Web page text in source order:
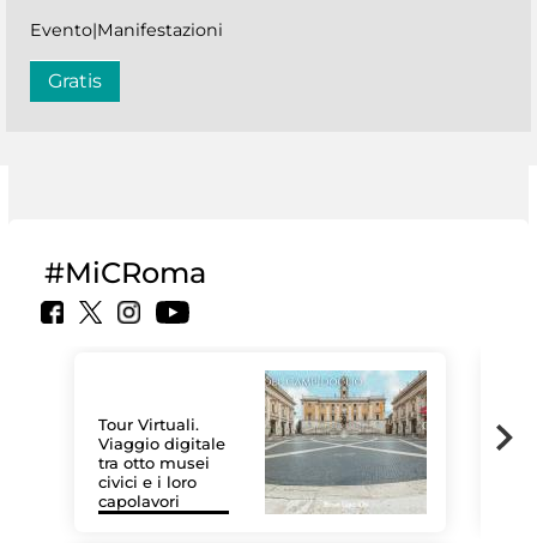
Evento|Manifestazioni
Gratis
#MiCRoma
Tour Virtuali.
Viaggio digitale
tra otto musei
civici e i loro
capolavori